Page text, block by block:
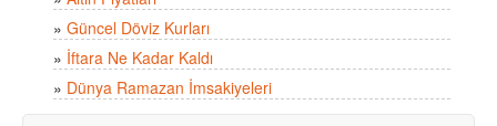
» Güncel Döviz Kurları
» İftara Ne Kadar Kaldı
» Dünya Ramazan İmsakiyeleri